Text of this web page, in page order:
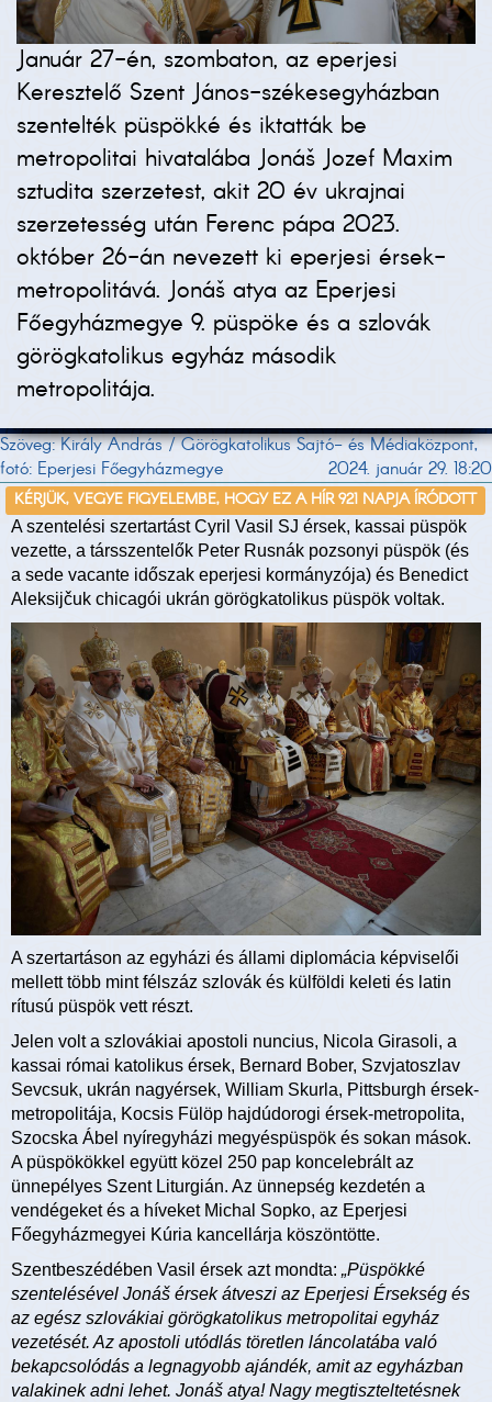
Január 27-én, szombaton, az eperjesi
Keresztelő Szent János-székesegyházban
szentelték püspökké és iktatták be
metropolitai hivatalába Jonáš Jozef Maxim
sztudita szerzetest, akit 20 év ukrajnai
szerzetesség után Ferenc pápa 2023.
október 26-án nevezett ki eperjesi érsek-
metropolitává. Jonáš atya az Eperjesi
Főegyházmegye 9. püspöke és a szlovák
görögkatolikus egyház második
metropolitája.
Szöveg: Király András / Görögkatolikus Sajtó- és Médiaközpont,
fotó: Eperjesi Főegyházmegye
2024. január 29. 18:20
KÉRJÜK, VEGYE FIGYELEMBE, HOGY EZ A HÍR 921 NAPJA ÍRÓDOTT
A szentelési szertartást Cyril Vasil SJ érsek, kassai püspök
vezette, a társszentelők Peter Rusnák pozsonyi püspök (és
a sede vacante időszak eperjesi kormányzója) és Benedict
Aleksijčuk chicagói ukrán görögkatolikus püspök voltak.
A szertartáson az egyházi és állami diplomácia képviselői
mellett több mint félszáz szlovák és külföldi keleti és latin
rítusú püspök vett részt.
Jelen volt a szlovákiai apostoli nuncius, Nicola Girasoli, a
kassai római katolikus érsek, Bernard Bober, Szvjatoszlav
Sevcsuk, ukrán nagyérsek, William Skurla, Pittsburgh érsek-
metropolitája, Kocsis Fülöp hajdúdorogi érsek-metropolita,
Szocska Ábel nyíregyházi megyéspüspök és sokan mások.
A püspökökkel együtt közel 250 pap koncelebrált az
ünnepélyes Szent Liturgián. Az ünnepség kezdetén a
vendégeket és a híveket Michal Sopko, az Eperjesi
Főegyházmegyei Kúria kancellárja köszöntötte.
Szentbeszédében Vasil érsek azt mondta: „Püspökké
szentelésével Jonáš érsek átveszi az Eperjesi Érsekség és
az egész szlovákiai görögkatolikus metropolitai egyház
vezetését. Az apostoli utódlás töretlen láncolatába való
bekapcsolódás a legnagyobb ajándék, amit az egyházban
valakinek adni lehet. Jonáš atya! Nagy megtiszteltetésnek